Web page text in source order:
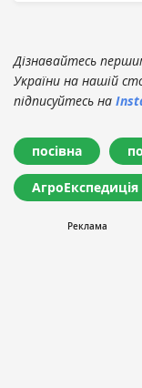
Дізнавайтесь
України на нашій
підписуйтесь на
посівна
АгроЕкспедиція